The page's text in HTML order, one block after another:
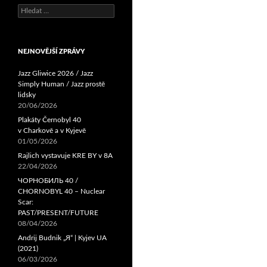
Vyhledávání
NEJNOVĚJŠÍ ZPRÁVY
Jazz Gliwice 2026 / Jazz
Simply Human / Jazz prostě
lidsky
20/06/2026
Plakáty Černobyl 40
v Charkově a v Kyjevě
01/05/2026
Rajlich vystavuje KRE BY v 8A
22/04/2026
ЧОРНОБИЛЬ 40 /
CHORNOBYL 40 – Nuclear
Scar:
PAST/PRESENT/FUTURE
08/04/2026
Andrij Budnik „Я“ | Kyjev UA
(2021)
06/03/2026